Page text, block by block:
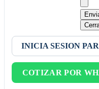
INICIA SESION
COTIZAR POR